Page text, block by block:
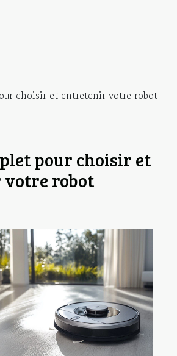
choisir et entretenir votre robot
pour choisir et
robot